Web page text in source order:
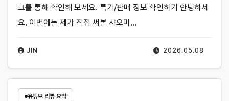
2026.05.08
JIN
크를 통해 확인해 보세요. 특가/판매 정보 확인하기 안녕하세
요. 이번에는 제가 직접 써본 샤오미…
유튜브 리뷰 요약